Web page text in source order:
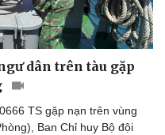
dân trên tàu gặp
TS gặp nạn trên vùng
Ban Chỉ huy Bộ đội